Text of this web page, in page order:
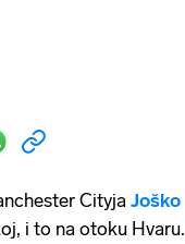
Cityja Joško
i to na otoku Hvaru.